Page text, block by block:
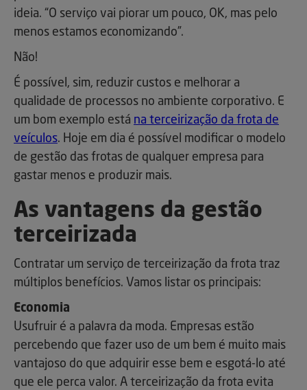
ideia. “O serviço vai piorar um pouco, OK, mas pelo
menos estamos economizando”.
Não!
É possível, sim, reduzir custos e melhorar a
qualidade de processos no ambiente corporativo. E
um bom exemplo está na terceirização da frota de
veículos. Hoje em dia é possível modificar o modelo
de gestão das frotas de qualquer empresa para
gastar menos e produzir mais.
As vantagens da gestão
terceirizada
Contratar um serviço de terceirização da frota traz
múltiplos benefícios. Vamos listar os principais:
Economia
Usufruir é a palavra da moda. Empresas estão
percebendo que fazer uso de um bem é muito mais
vantajoso do que adquirir esse bem e esgotá-lo até
que ele perca valor. A terceirização da frota evita